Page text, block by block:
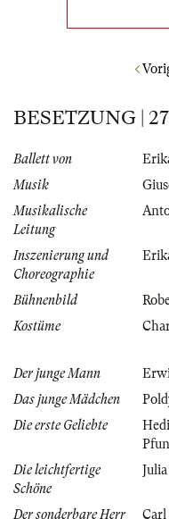
BESETZUNG |
Ballett von
Musik
Musikalische
Leitung
Inszenierung und
Choreographie
Bühnenbild
Kostüme
Der junge Mann
Das junge Mädchen
Die erste Geliebte
Die leichtfertige
Schöne
Julia
Der sonderbare Herr Carl